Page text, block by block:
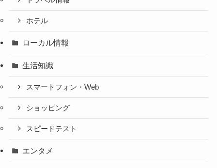
ホテル
ローカル情報
生活知識
スマートフォン・Web
ショッピング
スピードテスト
エンタメ